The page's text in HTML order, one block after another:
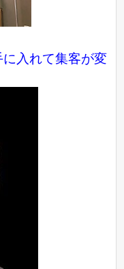
に入れて集客が変